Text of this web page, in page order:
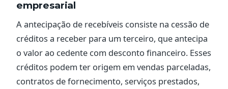
empresarial
A antecipação de recebíveis consiste na cessão de
créditos a receber para um terceiro, que antecipa
o valor ao cedente com desconto financeiro. Esses
créditos podem ter origem em vendas parceladas,
contratos de fornecimento, serviços prestados,